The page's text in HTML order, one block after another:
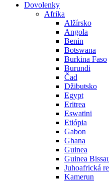
Dovolenky
Afrika
Alžírsko
Angola
Benin
Botswana
Burkina Faso
Burundi
Čad
Džibutsko
Egypt
Eritrea
Eswatini
Etiópia
Gabon
Ghana
Guinea
Guinea
Juhoafrická
Kamerun